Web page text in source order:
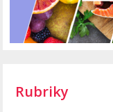
Rubriky